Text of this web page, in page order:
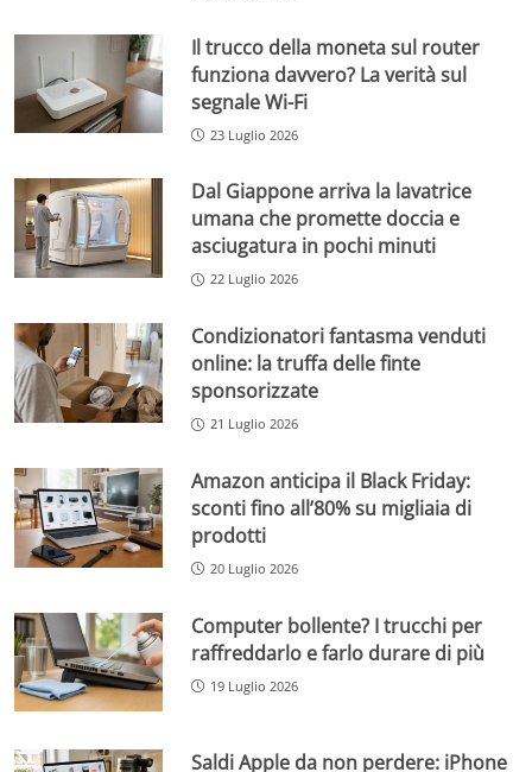
Il trucco della moneta sul router
funziona davvero? La verità sul
segnale Wi-Fi
23 Luglio 2026
Dal Giappone arriva la lavatrice
umana che promette doccia e
asciugatura in pochi minuti
22 Luglio 2026
Condizionatori fantasma venduti
online: la truffa delle finte
sponsorizzate
21 Luglio 2026
Amazon anticipa il Black Friday:
sconti fino all’80% su migliaia di
prodotti
20 Luglio 2026
Computer bollente? I trucchi per
raffreddarlo e farlo durare di più
19 Luglio 2026
Saldi Apple da non perdere: iPhone